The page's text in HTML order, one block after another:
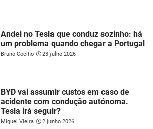
Andei no Tesla que conduz sozinho: há
um problema quando chegar a Portugal
Bruno Coelho 23 julho 2026
BYD vai assumir custos em caso de
acidente com condução autónoma.
Tesla irá seguir?
Miguel Vieira 2 junho 2026